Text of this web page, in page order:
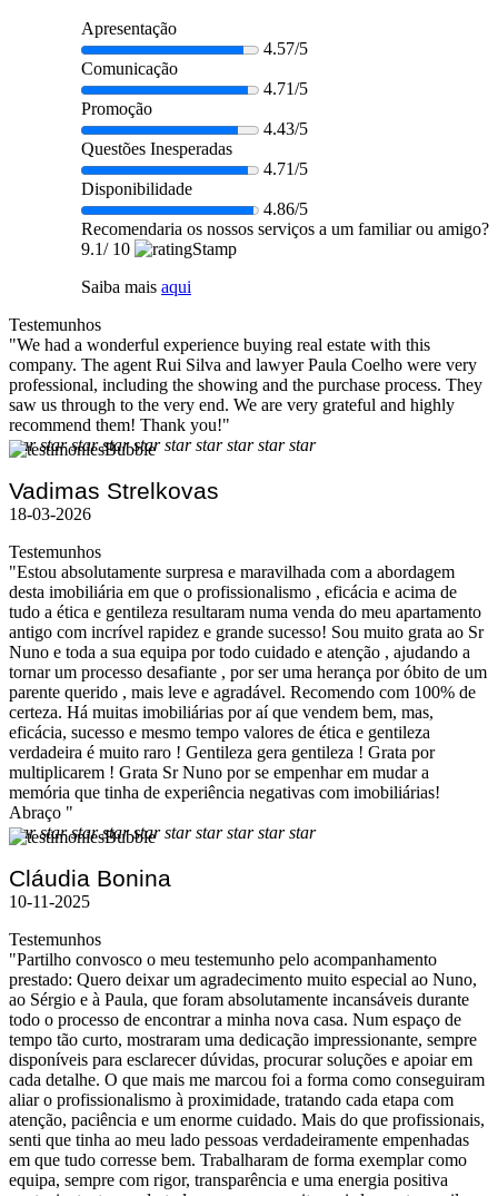
Apresentação
4.57/5
Comunicação
4.71/5
Promoção
4.43/5
Questões Inesperadas
4.71/5
Disponibilidade
4.86/5
Recomendaria os nossos serviços a um familiar ou amigo?
9.1/ 10
Saiba mais aqui
Testemunhos
"We had a wonderful experience buying real estate with this
company. The agent Rui Silva and lawyer Paula Coelho were very
professional, including the showing and the purchase process. They
saw us through to the very end. We are very grateful and highly
recommend them! Thank you!"
star star star star star star star star star star
Vadimas Strelkovas
18-03-2026
Testemunhos
"Estou absolutamente surpresa e maravilhada com a abordagem
desta imobiliária em que o profissionalismo , eficácia e acima de
tudo a ética e gentileza resultaram numa venda do meu apartamento
antigo com incrível rapidez e grande sucesso! Sou muito grata ao Sr
Nuno e toda a sua equipa por todo cuidado e atenção , ajudando a
tornar um processo desafiante , por ser uma herança por óbito de um
parente querido , mais leve e agradável. Recomendo com 100% de
certeza. Há muitas imobiliárias por aí que vendem bem, mas,
eficácia, sucesso e mesmo tempo valores de ética e gentileza
verdadeira é muito raro ! Gentileza gera gentileza ! Grata por
multiplicarem ! Grata Sr Nuno por se empenhar em mudar a
memória que tinha de experiência negativas com imobiliárias!
Abraço "
star star star star star star star star star star
Cláudia Bonina
10-11-2025
Testemunhos
"Partilho convosco o meu testemunho pelo acompanhamento
prestado: Quero deixar um agradecimento muito especial ao Nuno,
ao Sérgio e à Paula, que foram absolutamente incansáveis durante
todo o processo de encontrar a minha nova casa. Num espaço de
tempo tão curto, mostraram uma dedicação impressionante, sempre
disponíveis para esclarecer dúvidas, procurar soluções e apoiar em
cada detalhe. O que mais me marcou foi a forma como conseguiram
aliar o profissionalismo à proximidade, tratando cada etapa com
atenção, paciência e um enorme cuidado. Mais do que profissionais,
senti que tinha ao meu lado pessoas verdadeiramente empenhadas
em que tudo corresse bem. Trabalharam de forma exemplar como
equipa, sempre com rigor, transparência e uma energia positiva